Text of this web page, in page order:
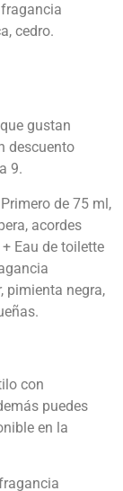
cedro.
gustan
descuento
9.
de 75 ml,
acordes
Eau de toilette
pimienta negra,
con
puedes
en la